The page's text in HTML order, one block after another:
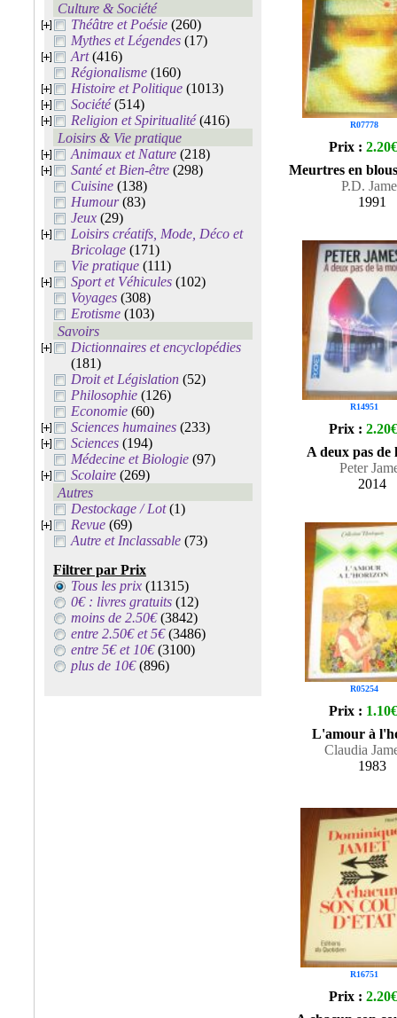
Culture & Société
Théâtre et Poésie (260)
Mythes et Légendes (17)
Art(416)
Régionalisme (160)
Histoire et Politique (1013)
Société(514)
Religion et Spiritualité(416)
Loisirs & Vie pratique
Animaux et Nature (218)
Santé et Bien-être (298)
Cuisine (138)
Humour(83)
Jeux (29)
Loisirs créatifs, Mode, Déco et
Bricolage (171)
Vie pratique (111)
Sport et Véhicules (102)
Voyages (308)
Erotisme (103)
Savoirs
Dictionnaires et encyclopédies
(181)
Droit et Législation (52)
Philosophie (126)
Economie (60)
Sciences humaines (233)
Sciences (194)
Médecine et Biologie (97)
Scolaire (269)
Autres
Destockage / Lot(1)
Revue (69)
Autre et Inclassable (73)
Filtrer par Prix
Tous les prix (11315)
0€ : livres gratuits (12)
moins de 2.50€(3842)
entre 2.50€ et 5€(3486)
entre 5€ et 10€(3100)
plus de 10€(896)
R07778
Prix : 2.20€
Meurtres en
P.D.
1991
R14951
Prix : 2.20€
A deux pas de
Peter
2014
R05254
Prix : 1.10€
L'amour à
Claudia
1983
R16751
Prix : 2.20€